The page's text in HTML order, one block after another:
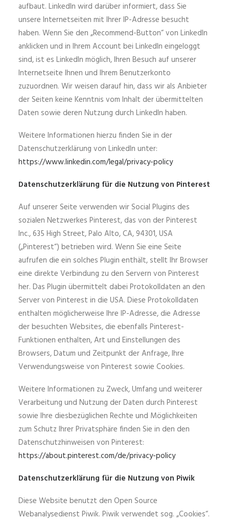
aufbaut. LinkedIn wird darüber informiert, dass Sie
unsere Internetseiten mit Ihrer IP-Adresse besucht
haben. Wenn Sie den „Recommend-Button“ von LinkedIn
anklicken und in Ihrem Account bei LinkedIn eingeloggt
sind, ist es LinkedIn möglich, Ihren Besuch auf unserer
Internetseite Ihnen und Ihrem Benutzerkonto
zuzuordnen. Wir weisen darauf hin, dass wir als Anbieter
der Seiten keine Kenntnis vom Inhalt der übermittelten
Daten sowie deren Nutzung durch LinkedIn haben.
Weitere Informationen hierzu finden Sie in der
Datenschutzerklärung von LinkedIn unter:
https://www.linkedin.com/legal/privacy-policy
Datenschutzerklärung für die Nutzung von Pinterest
Auf unserer Seite verwenden wir Social Plugins des
sozialen Netzwerkes Pinterest, das von der Pinterest
Inc., 635 High Street, Palo Alto, CA, 94301, USA
(„Pinterest“) betrieben wird. Wenn Sie eine Seite
aufrufen die ein solches Plugin enthält, stellt Ihr Browser
eine direkte Verbindung zu den Servern von Pinterest
her. Das Plugin übermittelt dabei Protokolldaten an den
Server von Pinterest in die USA. Diese Protokolldaten
enthalten möglicherweise Ihre IP-Adresse, die Adresse
der besuchten Websites, die ebenfalls Pinterest-
Funktionen enthalten, Art und Einstellungen des
Browsers, Datum und Zeitpunkt der Anfrage, Ihre
Verwendungsweise von Pinterest sowie Cookies.
Weitere Informationen zu Zweck, Umfang und weiterer
Verarbeitung und Nutzung der Daten durch Pinterest
sowie Ihre diesbezüglichen Rechte und Möglichkeiten
zum Schutz Ihrer Privatsphäre finden Sie in den den
Datenschutzhinweisen von Pinterest:
https://about.pinterest.com/de/privacy-policy
Datenschutzerklärung für die Nutzung von Piwik
Diese Website benutzt den Open Source
Webanalysedienst Piwik. Piwik verwendet sog. „Cookies“.